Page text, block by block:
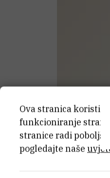
Ova stranica koristi
funkcioniranje
stranice radi
pogledajte naše